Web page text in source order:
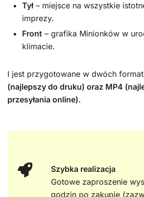
Tył– miejsce na wszystkie
imprezy.
Front – grafika Minionków w
klimacie.
I jest przygotowane w dwóch
(najlepszy do druku) oraz MP4
przesyłania online).
Szybka realizacja
Gotowe zaproszenie
godzin po zakupie